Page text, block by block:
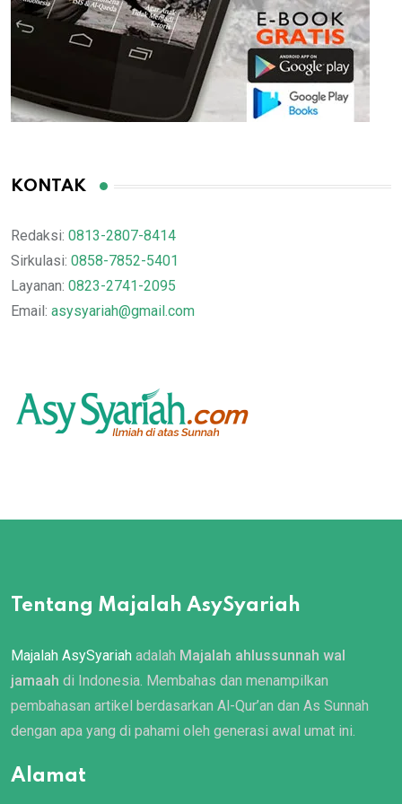
KONTAK
Redaksi: 0813-2807-8414
Sirkulasi: 0858-7852-5401
Layanan: 0823-2741-2095
Email: asysyariah@gmail.com
Tentang Majalah AsySyariah
Majalah AsySyariah adalah Majalah ahlussunnah wal
jamaah di Indonesia. Membahas dan menampilkan
pembahasan artikel berdasarkan Al-Qur’an dan As Sunnah
dengan apa yang di pahami oleh generasi awal umat ini.
Alamat